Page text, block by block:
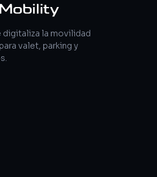
digitaliza la movilidad
valet, parking y